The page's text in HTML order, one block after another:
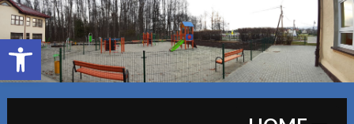
Otwórz pasek narzędzi
Skip
to
content